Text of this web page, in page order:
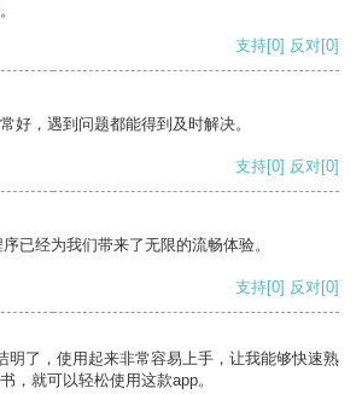
支持[0] 反对[0]
好，遇到问题都能得到及时解决。
支持[0] 反对[0]
已经为我们带来了无限的流畅体验。
支持[0] 反对[0]
明了，使用起来非常容易上手，让我能够快速熟
，就可以轻松使用这款app。